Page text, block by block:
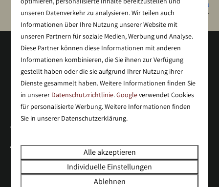
Gesichert durch reCaptcha,DatenschutzbestimmungenundServicebedingungen
gelten.
Bezahlen Sie sicher
Holterweg 85
8112 AE Nieuw Heeten
Overijssel
unseren Datenverkehr zu analysieren. Wir teilen auch
Informationen über Ihre Nutzung unserer Website mit
unseren Partnern für soziale Medien, Werbung und Analyse.
Diese Partner können diese Informationen mit anderen
Informationen kombinieren, die Sie ihnen zur Verfügung
gestellt haben oder die sie aufgrund Ihrer Nutzung ihrer
Dienste gesammelt haben. Weitere Informationen finden Sie
in unserer Datenschutzrichtlinie.Googleverwendet Cookies
für personalisierte Werbung. Weitere Informationen finden
Sie in unserer Datenschutzerklärung.
Alle akzeptieren
Individuelle Einstellungen
Ablehnen